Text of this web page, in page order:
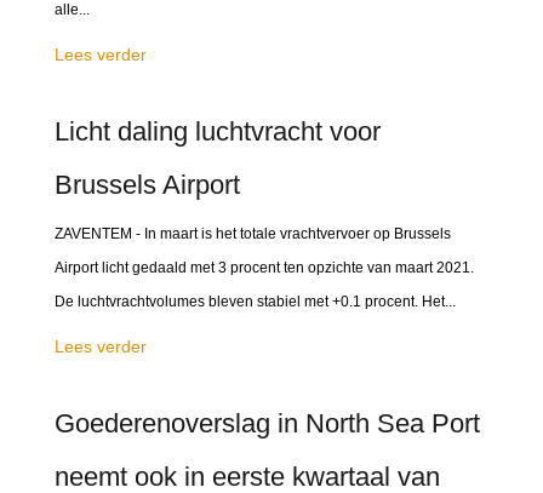
alle...
Lees verder
Licht daling luchtvracht voor
Brussels Airport
ZAVENTEM - In maart is het totale vrachtvervoer op Brussels
Airport licht gedaald met 3 procent ten opzichte van maart 2021.
De luchtvrachtvolumes bleven stabiel met +0.1 procent. Het...
Lees verder
Goederenoverslag in North Sea Port
neemt ook in eerste kwartaal van